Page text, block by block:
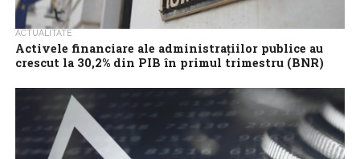
ACTUALITATE
Activele financiare ale administrațiilor publice au
crescut la 30,2% din PIB în primul trimestru (BNR)
puncte procentuale în primul trimestru din 2026, comparativ cu
perioada similară a anului...